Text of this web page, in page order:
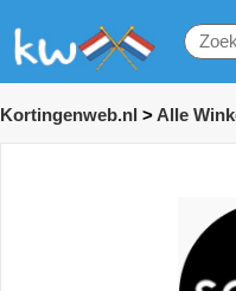
Kortingenweb.nl > Alle